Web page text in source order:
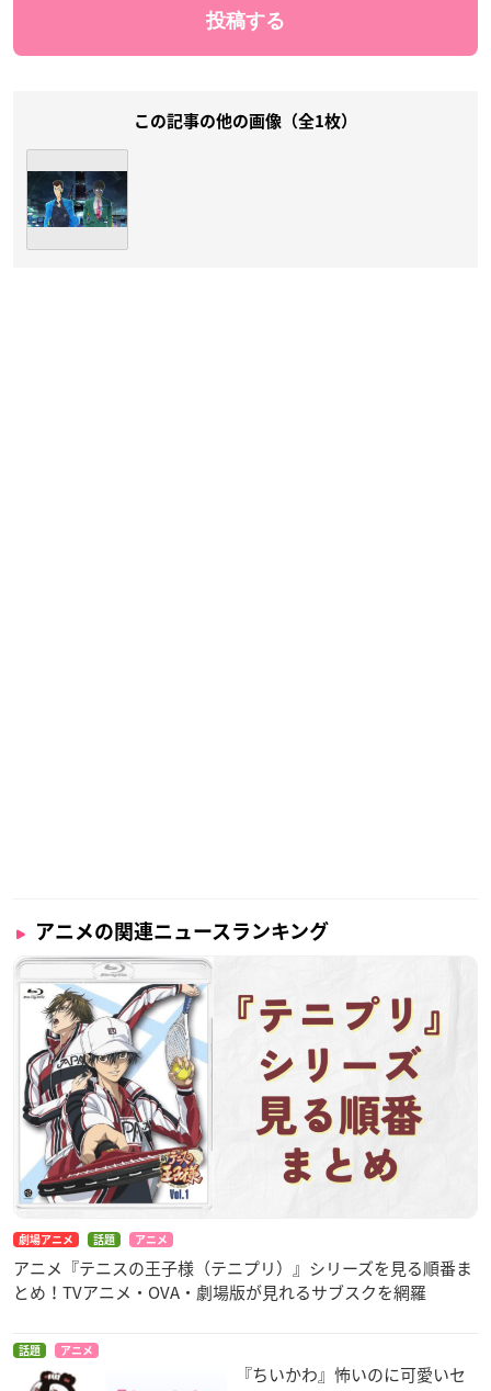
この記事の他の画像（全1枚）
アニメの関連ニュースランキング
劇場アニメ 話題 アニメ
アニメ『テニスの王子様（テニプリ）』シリーズを見る順番ま
とめ！TVアニメ・OVA・劇場版が見れるサブスクを網羅
話題 アニメ
『ちいかわ』怖いのに可愛いセ